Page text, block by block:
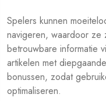
Spelers kunnen
navigeren, waardoor
betrouwbare informatie
artikelen met
bonussen, zodat
optimaliseren.